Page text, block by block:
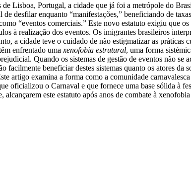
Lisboa, Portugal, a cidade que já foi a metrópole do
desfilar enquanto “manifestações,” beneficiando de
“eventos comerciais.” Este novo estatuto exigiu que os
à realização dos eventos. Os imigrantes brasileiros
a cidade teve o cuidado de não estigmatizar as práticas
enfrentado uma xenofobia estrutural, uma forma
Quando os sistemas de gestão de eventos não se
beneficiar destes sistemas quanto os atores
artigo examina a forma como a comunidade
oficializou o Carnaval e que fornece uma base sólida à
este estatuto após anos de combate à